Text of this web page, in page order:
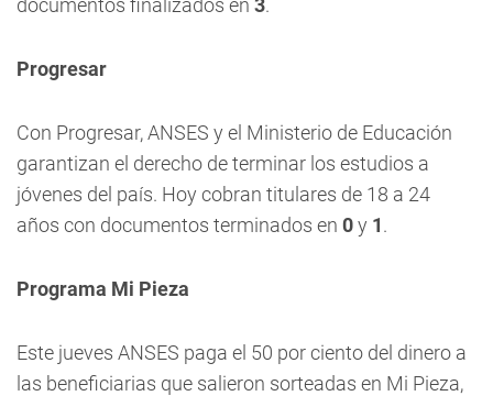
documentos finalizados en 3.
Progresar
Con Progresar, ANSES y el Ministerio de Educación
garantizan el derecho de terminar los estudios a
jóvenes del país. Hoy cobran titulares de 18 a 24
años con documentos terminados en 0y 1.
Programa Mi Pieza
Este jueves ANSES paga el 50 por ciento del dinero a
las beneficiarias que salieron sorteadas en Mi Pieza,